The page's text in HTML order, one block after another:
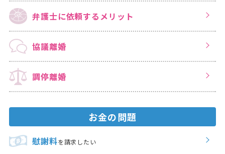
弁護士に依頼する メリット
協議離婚
調停離婚
お金の問題
慰謝料を請求したい